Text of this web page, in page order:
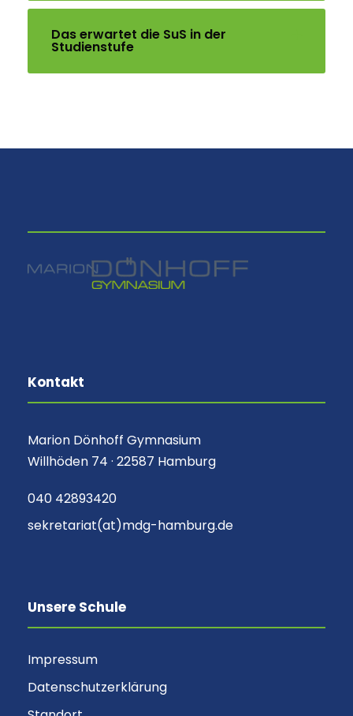
Das erwartet die SuS in der
Studienstufe
Kontakt
Marion Dönhoff Gymnasium
Willhöden 74 · 22587 Hamburg
040 42893420
sekretariat(at)mdg-hamburg.de
Unsere Schule
Impressum
Datenschutzerklärung